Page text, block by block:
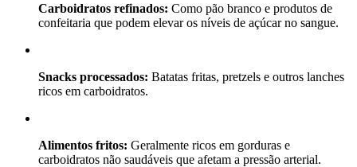
Carboidratos refinados: Como pão branco e produtos de
confeitaria que podem elevar os níveis de açúcar no sangue.
Snacks processados: Batatas fritas, pretzels e outros lanches
ricos em carboidratos.
Alimentos fritos: Geralmente ricos em gorduras e
carboidratos não saudáveis que afetam a pressão arterial.